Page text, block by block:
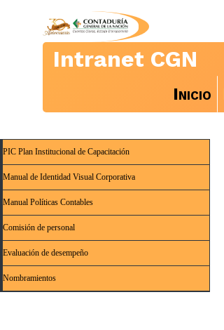
Intranet CGN
Inicio
PIC Plan Institucional de Capacitación
Manual de Identidad Visual Corporativa
Manual Políticas Contables
Comisión de personal
Evaluación de desempeño
Nombramientos